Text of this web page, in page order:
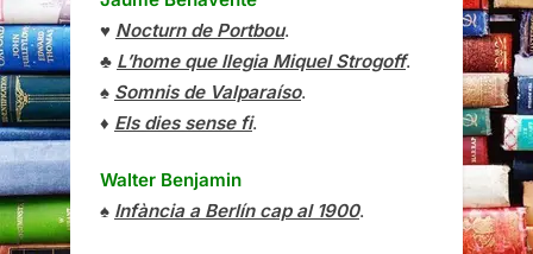
♥ Nocturn de Portbou.
♣ L’home que llegia Miquel Strogoff.
♠ Somnis de Valparaíso.
♦ Els dies sense fi.
Walter Benjamin
♠ Infància a Berlín cap al 1900.